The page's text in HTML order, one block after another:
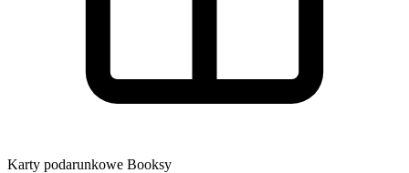
Karty podarunkowe Booksy